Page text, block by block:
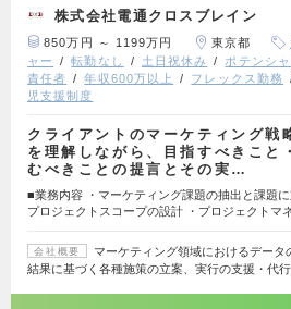
株式会社電通クロスブレイン
850万円 ～ 1199万円 東京都
ャー
転勤なし 土日祝休み ポテンシ
責任者
年収600万以上 フレックス勤務
児支援制度
クライアントのマーケティング戦
を理解しながら、目指すべきこと
むべきことの提言とその実…
■業務内容 ・マーケティング課題の抽出と課題
プロジェクトスコープの設計 ・プロジェクトマ
会社概要
マーケティング領域におけるデー
結果に基づく各種施策の立案、実行の支援・代行